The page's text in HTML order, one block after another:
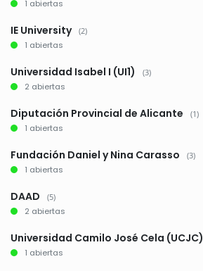
1 abiertas
IE University (2)
1 abiertas
Universidad Isabel I (UI1) (3)
2 abiertas
Diputación Provincial de Alicante (1)
1 abiertas
Fundación Daniel y Nina Carasso (3)
1 abiertas
DAAD (5)
2 abiertas
Universidad Camilo José Cela (UCJC)
1 abiertas